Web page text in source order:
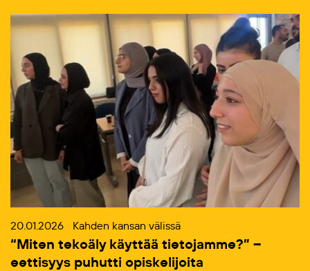
20.01.2026 Kahden kansan välissä
“Miten tekoäly käyttää tietojamme?” –
eettisyys puhutti opiskelijoita